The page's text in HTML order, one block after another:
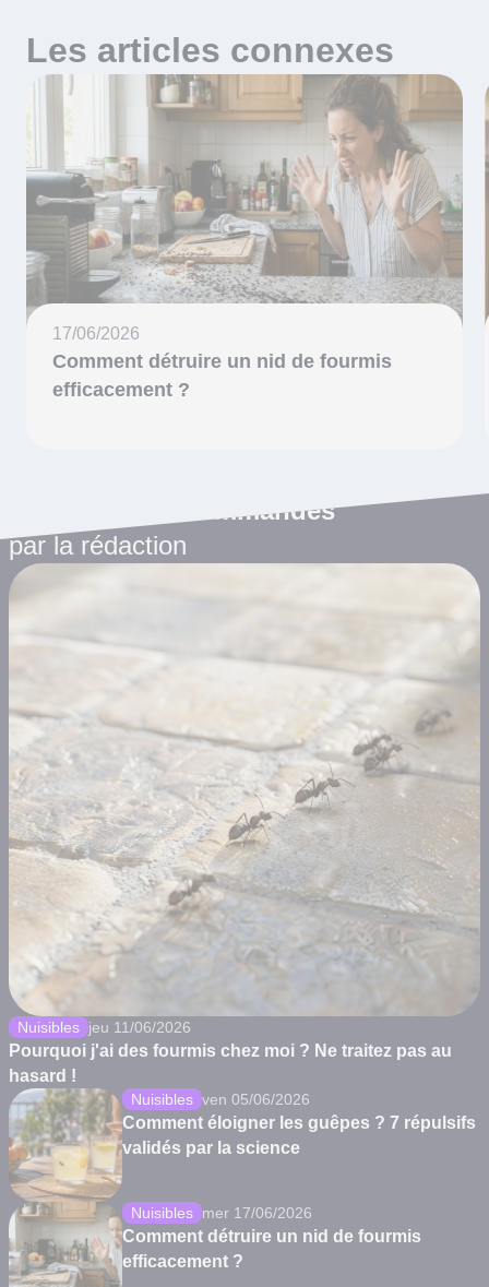
Les articles connexes
17/06/2026
Comment détruire un nid de fourmis
efficacement ?
Les articles recommandés
par la rédaction
Nuisibles jeu 11/06/2026
Pourquoi j'ai des fourmis chez moi ? Ne traitez pas au
hasard !
Nuisibles ven 05/06/2026
Comment éloigner les guêpes ? 7 répulsifs
validés par la science
Nuisibles mer 17/06/2026
Comment détruire un nid de fourmis
efficacement ?